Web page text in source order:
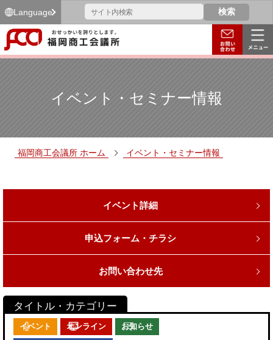
Language
イベント・セミナー情報
福岡商工会議所 ホーム イベント・セミナー情報
イベント詳細
申込フォーム・チラシ
お問い合わせ先
イベント オンライン お知らせ